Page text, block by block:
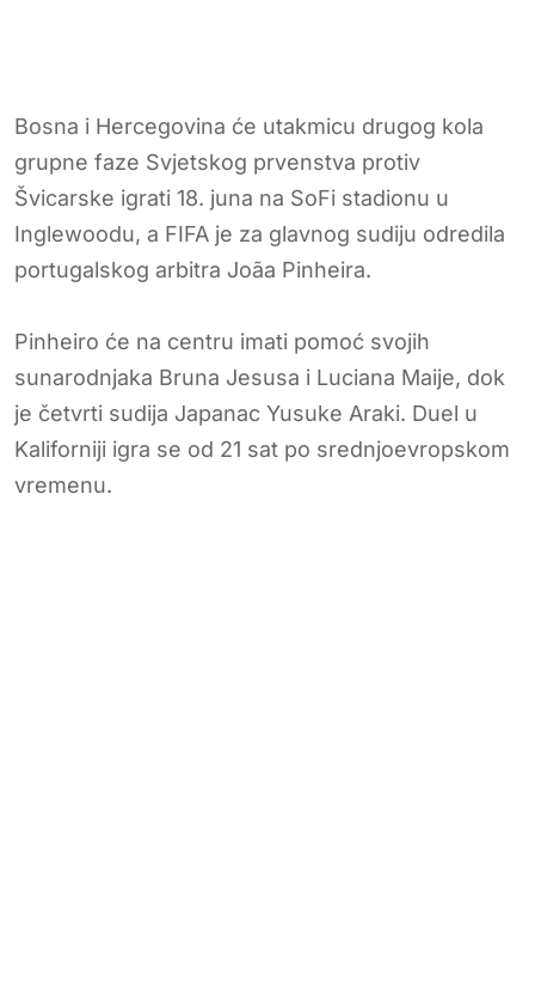
Bosna i Hercegovina će utakmicu drugog kola
grupne faze Svjetskog prvenstva protiv
Švicarske igrati 18. juna na SoFi stadionu u
Inglewoodu, a FIFA je za glavnog sudiju odredila
portugalskog arbitra Joãa Pinheira.
Pinheiro će na centru imati pomoć svojih
sunarodnjaka Bruna Jesusa i Luciana Maije, dok
je četvrti sudija Japanac Yusuke Araki. Duel u
Kaliforniji igra se od 21 sat po srednjoevropskom
vremenu.